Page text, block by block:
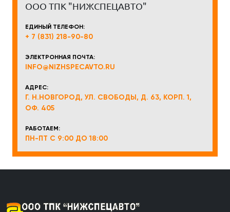
ООО ТПК "НИЖСПЕЦАВТО"
ЕДИНЫЙ ТЕЛЕФОН:
+ 7 (831) 218-90-80
ЭЛЕКТРОННАЯ ПОЧТА:
INFO@NIZHSPECAVTO.RU
АДРЕС:
Г. Н.НОВГОРОД, УЛ. СВОБОДЫ, Д. 63, КОРП. 1,
ОФ. 405
РАБОТАЕМ:
ПН-ПТ С 9:00 ДО 18:00